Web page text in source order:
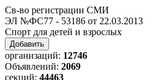
Св-во регистрации СМИ
ЭЛ №ФС77 - 53186 от 22.03.2013
Спорт для детей и взрослых
Добавить
организаций: 12746
Объявлений: 2069
секций: 44463